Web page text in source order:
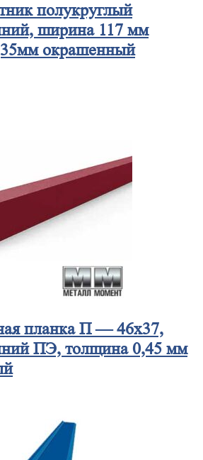
полукруглый
ширина 117 мм
окрашенный
планка П — 46х37,
ПЭ, толщина 0,45 мм